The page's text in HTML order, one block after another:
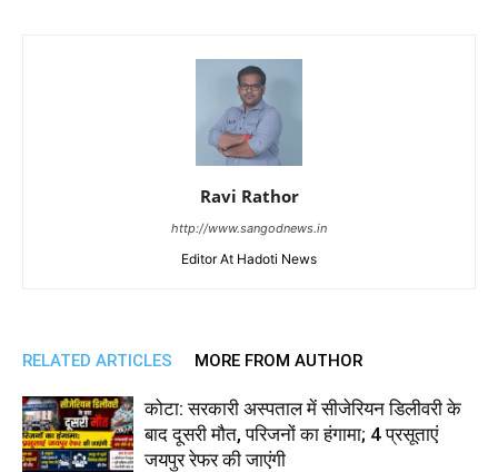
Ravi Rathor
http://www.sangodnews.in
Editor At Hadoti News
RELATED ARTICLES MORE FROM AUTHOR
कोटा: सरकारी अस्पताल में सीजेरियन डिलीवरी के
बाद दूसरी मौत, परिजनों का हंगामा; 4 प्रसूताएं
जयपुर रेफर की जाएंगी